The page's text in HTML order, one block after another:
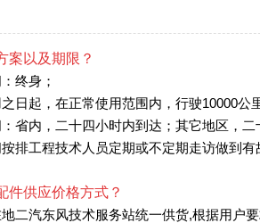
案以及期限？
终身；
日起，在正常使用范围内，行驶10000
省内，二十四小时内到达；其它地区，二
排工程技术人员定期或不定期走访做到有
件供应价格方式？
二汽东风技术服务站统一供货,根据用户